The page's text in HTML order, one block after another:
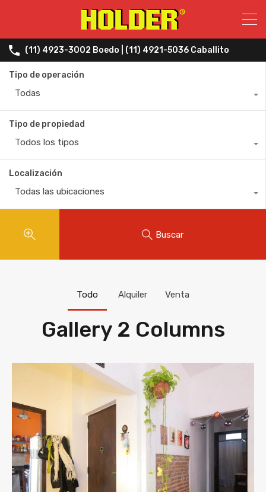
(11) 4923-3002 Boedo | (11) 4921-5036 Caballito
Tipo de operación
Todas
Tipo de propiedad
Todos los tipos
Localización
Todas las ubicaciones
Buscar
Gallery 2 Columns
Todo Alquiler Venta